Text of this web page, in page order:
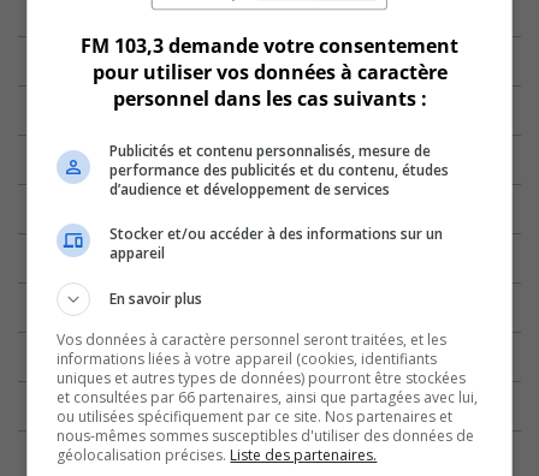
FM 103,3 demande votre consentement
pour utiliser vos données à caractère
personnel dans les cas suivants :
Publicités et contenu personnalisés, mesure de
performance des publicités et du contenu, études
d’audience et développement de services
Stocker et/ou accéder à des informations sur un
appareil
En savoir plus
Vos données à caractère personnel seront traitées, et les
informations liées à votre appareil (cookies, identifiants
uniques et autres types de données) pourront être stockées
et consultées par 66 partenaires, ainsi que partagées avec lui,
ou utilisées spécifiquement par ce site. Nos partenaires et
nous-mêmes sommes susceptibles d'utiliser des données de
géolocalisation précises. Liste des partenaires.